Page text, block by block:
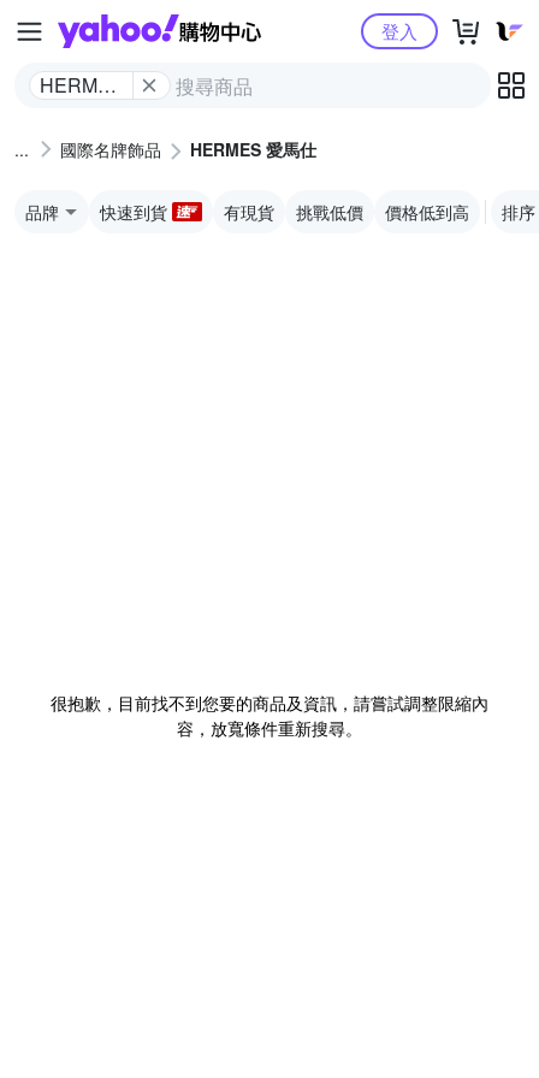
Yahoo購物中心
HERMES
登入
國際名牌飾品 HERMES 愛馬仕
品牌 快速到貨 有現貨 挑戰低價 價格低到高 排序
很抱歉，目前找不到您要的商品及資訊，請嘗試調整限縮內
容，放寬條件重新搜尋。